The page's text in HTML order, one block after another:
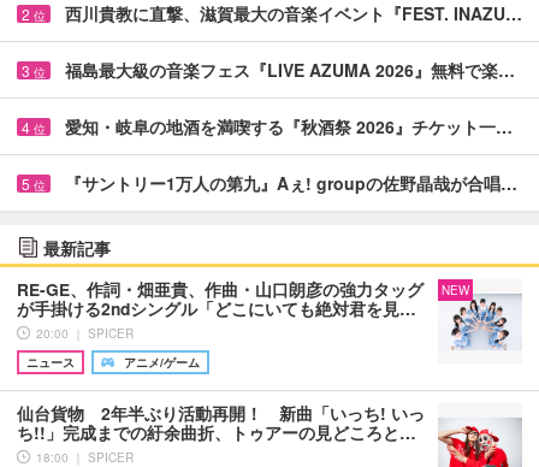
2 位 西川貴教に直撃、滋賀最大の音楽イベント『FEST. INAZU…
3 位 福島最大級の音楽フェス『LIVE AZUMA 2026』無料で楽…
4 位 愛知・岐阜の地酒を満喫する『秋酒祭 2026』チケット一…
5 位 『サントリー1万人の第九』Aぇ! groupの佐野晶哉が合唱…
最新記事
RE-GE、作詞・畑亜貴、作曲・山口朗彦の強力タッグ
が手掛ける2ndシングル「どこにいても絶対君を見…
20:00 ｜ SPICER
ニュース
アニメ/ゲーム
NEW
仙台貨物 2年半ぶり活動再開！ 新曲「いっち! いっ
ち!!」完成までの紆余曲折、トゥアーの見どころと…
18:00 ｜ SPICER